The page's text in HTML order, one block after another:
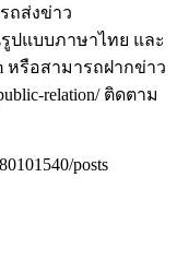
รถส่งข่าว
แบบภาษาไทย และ
หรือสามารถฝากข่าว
relation/ ติดตาม
posts